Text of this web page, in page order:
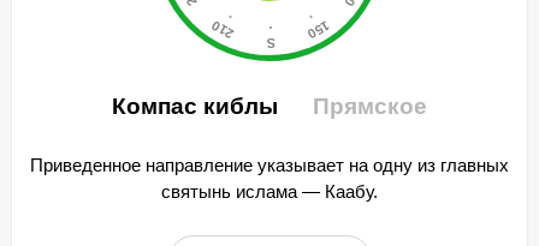
Компас киблы Прямское
Приведенное направление указывает на одну из главных
святынь ислама — Каабу.